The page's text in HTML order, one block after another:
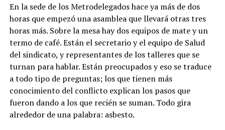
En la sede de los Metrodelegados hace ya más de dos
horas que empezó una asamblea que llevará otras tres
horas más. Sobre la mesa hay dos equipos de mate y un
termo de café. Están el secretario y el equipo de Salud
del sindicato, y representantes de los talleres que se
turnan para hablar. Están preocupados y eso se traduce
a todo tipo de preguntas; los que tienen más
conocimiento del conflicto explican los pasos que
fueron dando a los que recién se suman. Todo gira
alrededor de una palabra: asbesto.